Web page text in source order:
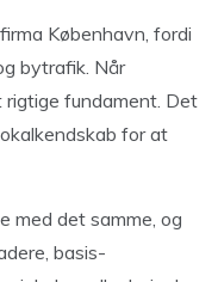
København, fordi
bytrafik. Når
fundament. Det
for at
med det samme, og
basis-